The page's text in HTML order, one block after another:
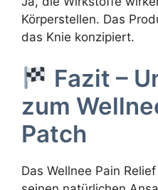
Körperstellen. Das
das Knie konzipiert.
Fazit –
zum
Patch
Das Wellnee Pain